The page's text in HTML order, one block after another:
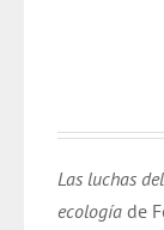
Las luchas
ecología de